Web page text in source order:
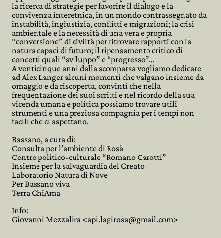
la ricerca di strategie per favorire il dialogo e la
convivenza interetnica, in un mondo contrassegnato da
instabilità, ingiustizia, conflitti e migrazioni; la crisi
ambientale e la necessità di una vera e propria
“conversione” di civiltà per ritrovare rapporti con la
natura capaci di futuro; il ripensamento critico di
concetti quali “sviluppo” e “progresso”…
A venticinque anni dalla scomparsa vogliamo dedicare
ad Alex Langer alcuni momenti che valgano insieme da
omaggio e da riscoperta, convinti che nella
frequentazione dei suoi scritti e nel ricordo della sua
vicenda umana e politica possiamo trovare utili
strumenti e una preziosa compagnia per i tempi non
facili che ci aspettano.
Bassano, a cura di:
Consulta per l’ambiente di Rosà
Centro politico-culturale “Romano Carotti”
Insieme per la salvaguardia del Creato
Laboratorio Natura di Nove
Per Bassano viva
Terra ChiAma
Info:
Giovanni Mezzalira <api.lagirosa@gmail.com>